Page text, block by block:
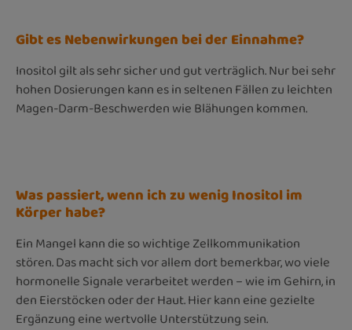
Gibt es Nebenwirkungen bei der Einnahme?
Inositol gilt als sehr sicher und gut verträglich. Nur bei sehr
hohen Dosierungen kann es in seltenen Fällen zu leichten
Magen-Darm-Beschwerden wie Blähungen kommen.
Was passiert, wenn ich zu wenig Inositol im
Körper habe?
Ein Mangel kann die so wichtige Zellkommunikation
stören. Das macht sich vor allem dort bemerkbar, wo viele
hormonelle Signale verarbeitet werden – wie im Gehirn, in
den Eierstöcken oder der Haut. Hier kann eine gezielte
Ergänzung eine wertvolle Unterstützung sein.